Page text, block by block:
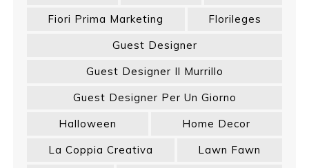
Fiori Prima Marketing
Florileges
Guest Designer
Guest Designer Il Murrillo
Guest Designer Per Un Giorno
Halloween
Home Decor
La Coppia Creativa
Lawn Fawn